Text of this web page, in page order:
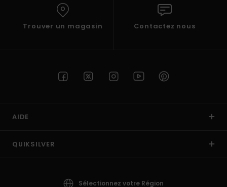
Trouver un magasin Contactez nous
AIDE
QUIKSILVER
Sélectionnez votre Région